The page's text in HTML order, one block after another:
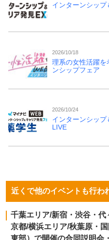
インターンシッ
2026/10/18
理系の女性活躍を
ンシップフェア
2026/10/24
インターンシッ
LIVE
近くで他のイベントも行わ
千葉エリア/新宿・渋谷・
京都/横浜エリア/秋葉原・